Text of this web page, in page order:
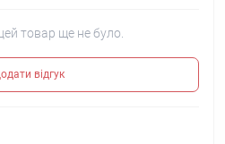
товар ще не було.
відгук